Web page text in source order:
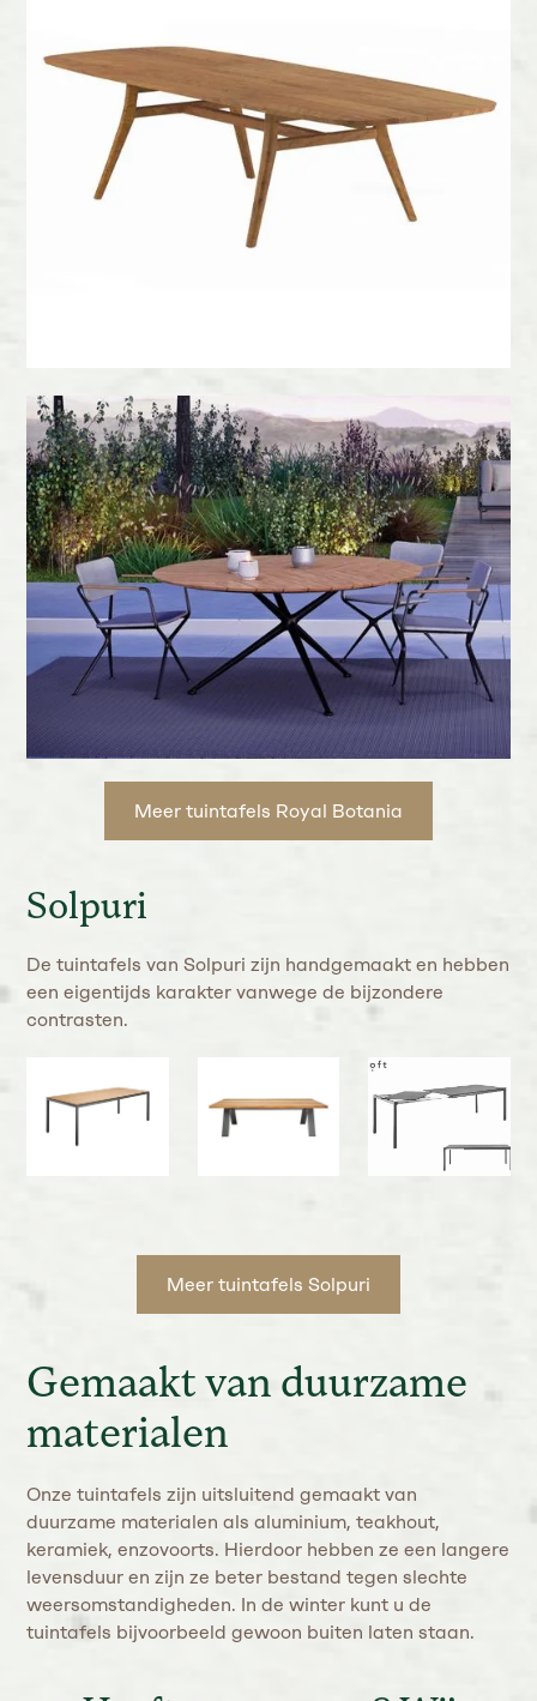
Meer tuintafels Royal Botania
Solpuri
De tuintafels van Solpuri zijn handgemaakt en hebben
een eigentijds karakter vanwege de bijzondere
contrasten.
Meer tuintafels Solpuri
Gemaakt van duurzame
materialen
Onze tuintafels zijn uitsluitend gemaakt van
duurzame materialen als aluminium, teakhout,
keramiek, enzovoorts. Hierdoor hebben ze een langere
levensduur en zijn ze beter bestand tegen slechte
weersomstandigheden. In de winter kunt u de
tuintafels bijvoorbeeld gewoon buiten laten staan.